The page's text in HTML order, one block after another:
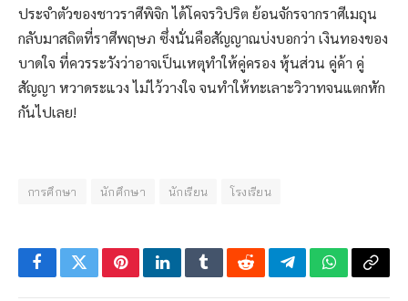
ประจำตัวของชาวราศีพิจิก ได้โคจรวิปริต ย้อนจักรจากราศีเมถุน
กลับมาสถิตที่ราศีพฤษภ ซึ่งนั่นคือสัญญาณบ่งบอกว่า เงินทองของ
บาดใจ ที่ควรระวังว่าอาจเป็นเหตุทำให้คู่ครอง หุ้นส่วน คู่ค้า คู่
สัญญา หวาดระแวง ไม่ไว้วางใจ จนทำให้ทะเลาะวิวาทจนแตกหัก
กันไปเลย!
การศึกษา นักศึกษา นักเรียน โรงเรียน
FacebookTwitterPinterestLinkedInTumblrRedditTelegramWhatsApp
Copy